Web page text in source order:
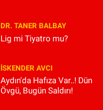
DR. TANER BALBAY
Lig mi Tiyatro mu?
İSKENDER AVCI
Aydın'da Hafıza Var..! Dün
Övgü, Bugün Saldırı!